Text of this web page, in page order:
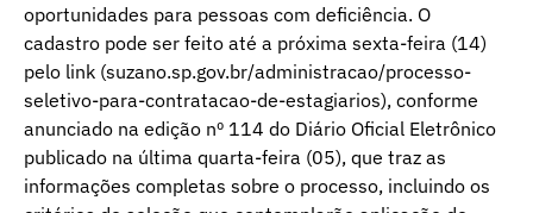
oportunidades para pessoas com deficiência. O
cadastro pode ser feito até a próxima sexta-feira (14)
pelo link (suzano.sp.gov.br/administracao/processo-
seletivo-para-contratacao-de-estagiarios), conforme
anunciado na edição nº 114 do Diário Oficial Eletrônico
publicado na última quarta-feira (05), que traz as
informações completas sobre o processo, incluindo os